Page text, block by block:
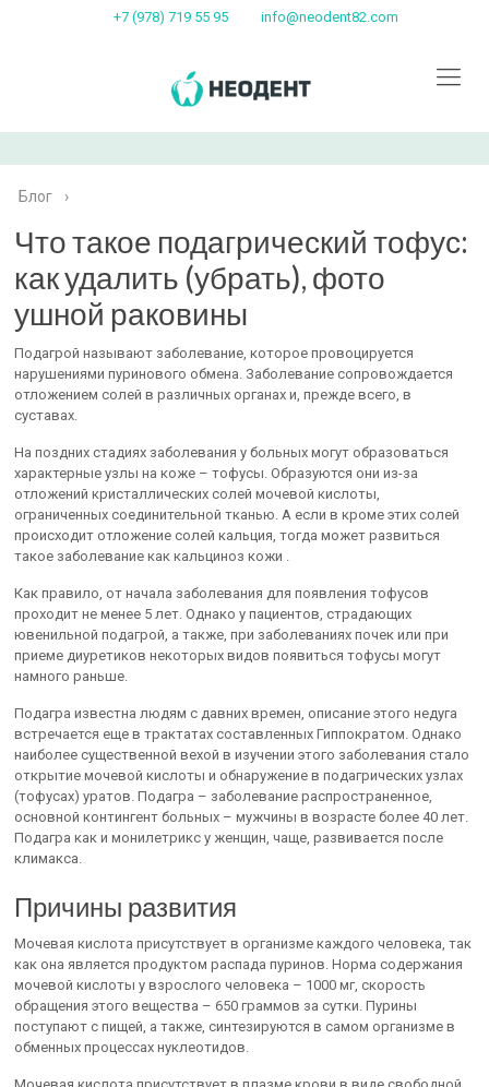
+7 (978) 719 55 95 info@neodent82.com
Блог ›
Что такое подагрический тофус:
как удалить (убрать), фото
ушной раковины
Подагрой называют заболевание, которое провоцируется
нарушениями пуринового обмена. Заболевание сопровождается
отложением солей в различных органах и, прежде всего, в
суставах.
На поздних стадиях заболевания у больных могут образоваться
характерные узлы на коже – тофусы. Образуются они из-за
отложений кристаллических солей мочевой кислоты,
ограниченных соединительной тканью. А если в кроме этих солей
происходит отложение солей кальция, тогда может развиться
такое заболевание как кальциноз кожи .
Как правило, от начала заболевания для появления тофусов
проходит не менее 5 лет. Однако у пациентов, страдающих
ювенильной подагрой, а также, при заболеваниях почек или при
приеме диуретиков некоторых видов появиться тофусы могут
намного раньше.
Подагра известна людям с давних времен, описание этого недуга
встречается еще в трактатах составленных Гиппократом. Однако
наиболее существенной вехой в изучении этого заболевания стало
открытие мочевой кислоты и обнаружение в подагрических узлах
(тофусах) уратов. Подагра – заболевание распространенное,
основной контингент больных – мужчины в возрасте более 40 лет.
Подагра как и монилетрикс у женщин, чаще, развивается после
климакса.
Причины развития
Мочевая кислота присутствует в организме каждого человека, так
как она является продуктом распада пуринов. Норма содержания
мочевой кислоты у взрослого человека – 1000 мг, скорость
обращения этого вещества – 650 граммов за сутки. Пурины
поступают с пищей, а также, синтезируются в самом организме в
обменных процессах нуклеотидов.